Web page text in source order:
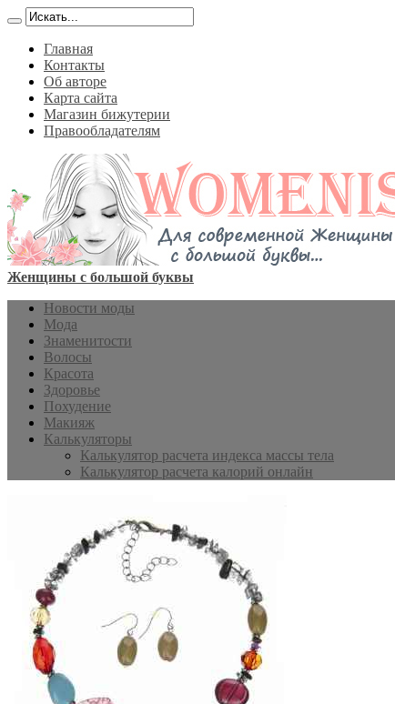
Главная
Контакты
Об авторе
Карта сайта
Магазин бижутерии
Правообладателям
Женщины с большой буквы
Новости моды
Мода
Знаменитости
Волосы
Красота
Здоровье
Похудение
Макияж
Калькуляторы
Калькулятор расчета индекса массы тела
Калькулятор расчета калорий онлайн